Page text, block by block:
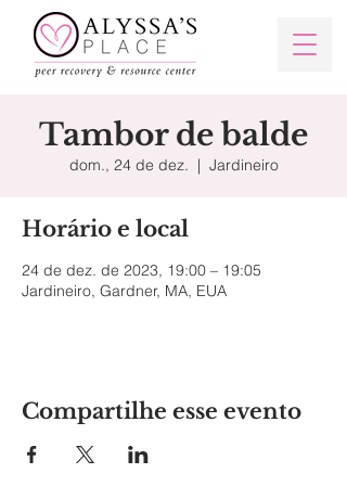
Tambor de balde
dom., 24 de dez.
  |
Jardineiro
Horário e local
24 de dez. de 2023, 19:00 – 19:05
Jardineiro, Gardner, MA, EUA
Compartilhe esse evento